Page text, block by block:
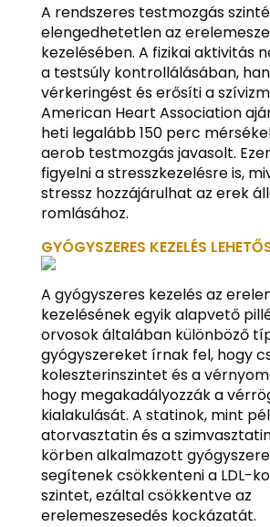
A rendszeres testmozgás
elengedhetetlen az
kezelésében. A fizikai aktivitás
a testsúly kontrollálásában,
vérkeringést és erősíti a
American Heart Association
heti legalább 150 perc
aerob testmozgás javasolt.
figyelni a stresszkezelésre is,
stressz hozzájárulhat az erek
romlásához.
GYÓGYSZERES KEZELÉS
A gyógyszeres kezelés az
kezelésének egyik alapvető
orvosok általában különböző
gyógyszereket írnak fel, hogy
koleszterinszintet és a
hogy megakadályozzák a
kialakulását. A statinok, mint
atorvasztatin és a
körben alkalmazott
segítenek csökkenteni a LDL-
szintet, ezáltal csökkentve az
erelemeszesedés kockázatát.